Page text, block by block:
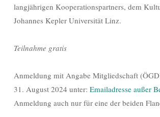
langjährigen Kooperationspartners, dem
Johannes Kepler Universität Linz.
Teilnahme gratis
Anmeldung mit Angabe Mitgliedschaft
31. August 2024 unter: Emailadresse außer
Anmeldung auch nur für eine der beiden